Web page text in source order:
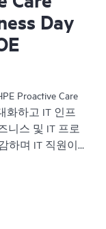
Day
Proactive Care
화하고 IT 인프
니스 및 IT 프로
하며 IT 직원이
HPE의 광범위
공합니다. HPE